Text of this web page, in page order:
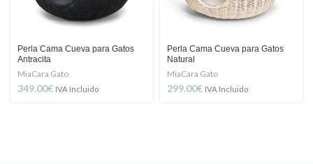
Perla Cama Cueva para Gatos
Antracita
MiaCara Gato
349.00€ IVA Incluido
Perla Cama Cueva para Gatos
Natural
MiaCara Gato
299.00€ IVA Incluido